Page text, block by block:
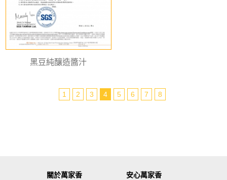
黑豆純釀造醬汁
1 2 3 4 5 6 7 8
關於萬家香 安心萬家香